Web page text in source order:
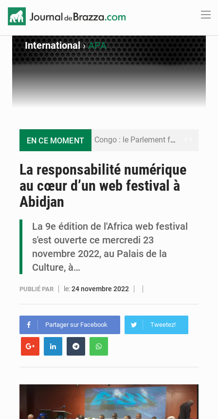
International›APA
EN CE MOMENT Congo : le Parlement formule 28 recommandations sur le Cadre budgétaire 2027-2029
Congo : la Grande foire agricole pour renforcer la souveraineté alimentaire
Le Congo se dote d’un programme national pour valoriser les produits forestiers non ligneux
La responsabilité numérique
au cœur d’un web festival à
Abidjan
La 9e édition de l'Africa web festival
s'est ouverte ce mercredi 23
novembre 2022, au Palais de la
Culture, à…
PUBLIÉ PAR le:24 novembre 2022
Partager sur Facebook Tweetez!